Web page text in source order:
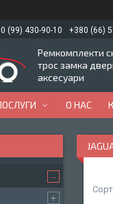
(99) 430-90-10 +380 (66)
Ремкомплекти
трос замка
аксесуари
О НАС